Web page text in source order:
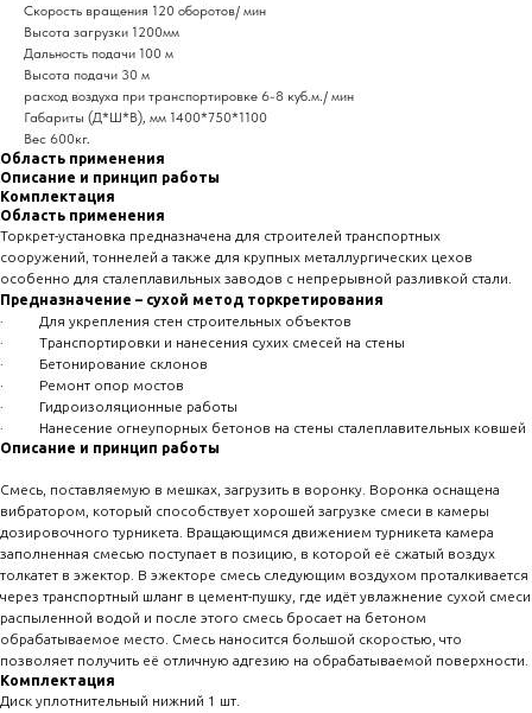
Скорость вращения 120 оборотов/ мин
Высота загрузки 1200мм
Дальность подачи 100 м
Высота подачи 30 м
расход воздуха при транспортировке 6-8 куб.м./ мин
Габариты (Д*Ш*В), мм 1400*750*1100
Вес 600кг.
Область применения
Описание и принцип работы
Комплектация
Область применения
Торкрет-установка предназначена для строителей транспортных
сооружений, тоннелей а также для крупных металлургических цехов
особенно для сталеплавильных заводов с непрерывной разливкой стали.
Предназначение – сухой метод торкретирования
· Для укрепления стен строительных объектов
· Транспортировки и нанесения сухих смесей на стены
· Бетонирование склонов
· Ремонт опор мостов
· Гидроизоляционные работы
· Нанесение огнеупорных бетонов на стены сталеплавительных ковшей
Описание и принцип работы
Смесь, поставляемую в мешках, загрузить в воронку. Воронка оснащена
вибратором, который способствует хорошей загрузке смеси в камеры
дозировочного турникета. Вращающимся движением турникета камера
заполненная смесью поступает в позицию, в которой её сжатый воздух
толкатет в эжектор. В эжекторе смесь следующим воздухом проталкивается
через транспортный шланг в цемент-пушку, где идёт увлажнение сухой смеси
распыленной водой и после этого смесь бросает на бетоном
обрабатываемое место. Смесь наносится большой скоростью, что
позволяет получить её отличную адгезию на обрабатываемой поверхности.
Комплектация
Диск уплотнительный нижний 1 шт.